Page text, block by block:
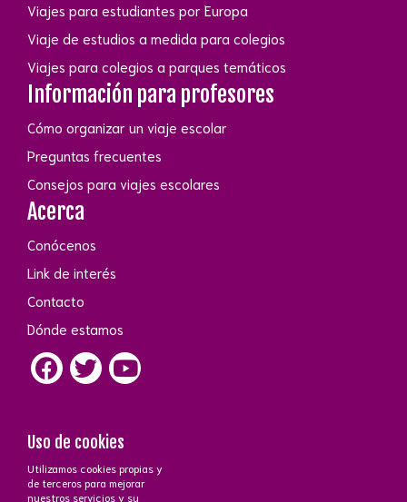
Viajes para estudiantes por Europa
Viaje de estudios a medida para colegios
Viajes para colegios a parques temáticos
Información para profesores
Cómo organizar un viaje escolar
Preguntas frecuentes
Consejos para viajes escolares
Acerca
Conócenos
Link de interés
Contacto
Dónde estamos
Contacto
Uso de cookies
Utilizamos cookies propias y
de terceros para mejorar
nuestros servicios y su